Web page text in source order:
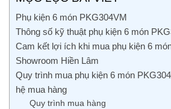
Phụ kiện 6 món PKG304VM
Thông số kỹ thuật phụ kiện 6 món
Cam kết lợi ích khi mua phụ kiện 6
Showroom Hiền Lâm
Quy trình mua phụ kiện 6 món
hệ mua hàng
Quy trình mua hàng